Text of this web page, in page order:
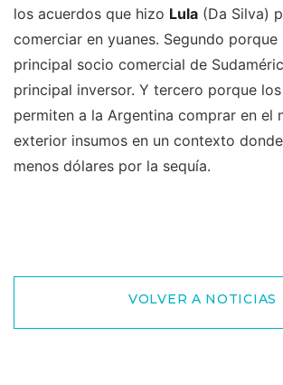
los acuerdos que hizo Lula (Da Silva)
comerciar en yuanes. Segundo porque
principal socio comercial de
principal inversor. Y tercero porque
permiten a la Argentina comprar en el
exterior insumos en un contexto
menos dólares por la sequía.
VOLVER A NOTICIAS